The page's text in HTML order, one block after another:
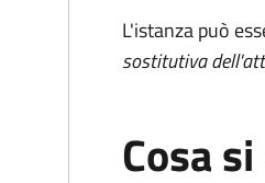
L'istanza può
sostitutiva
Cosa